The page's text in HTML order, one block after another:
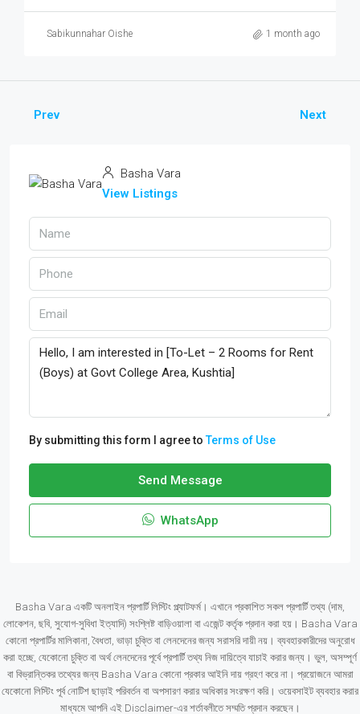
Sabikunnahar Oishe 1 month ago
Prev Next
Basha Vara
View Listings
By submitting this form I agree toTerms of Use
Send Message
WhatsApp
Basha Vara একটি অনলাইন প্রপার্টি লিস্টিং প্ল্যাটফর্ম। এখানে প্রকাশিত সকল প্রপার্টি তথ্য (দাম,
লোকেশন, ছবি, সুযোগ-সুবিধা ইত্যাদি) সংশ্লিষ্ট বাড়িওয়ালা বা এজেন্ট কর্তৃক প্রদান করা হয়। Basha Vara
কোনো প্রপার্টির মালিকানা, বৈধতা, ভাড়া চুক্তি বা লেনদেনের জন্য সরাসরি দায়ী নয়। ব্যবহারকারীদের অনুরোধ
করা হচ্ছে, যেকোনো চুক্তি বা অর্থ লেনদেনের পূর্বে প্রপার্টি তথ্য নিজ দায়িত্বে যাচাই করার জন্য। ভুল, অসম্পূর্ণ
বা বিভ্রান্তিকর তথ্যের জন্য Basha Vara কোনো প্রকার আইনি দায় গ্রহণ করে না। প্রয়োজনে আমরা
যেকোনো লিস্টিং পূর্ব নোটিশ ছাড়াই পরিবর্তন বা অপসারণ করার অধিকার সংরক্ষণ করি। ওয়েবসাইট ব্যবহার করার
মাধ্যমে আপনি এই Disclaimer-এর শর্তাবলীতে সম্মতি প্রদান করছেন।